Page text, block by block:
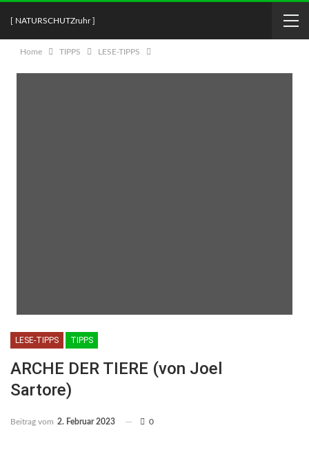
[ NATURSCHUTZruhr ]
Home TIPPS LESE-TIPPS
LESE-TIPPS TIPPS
ARCHE DER TIERE (von Joel
Sartore)
Beitrag vom 2. Februar 2023 0